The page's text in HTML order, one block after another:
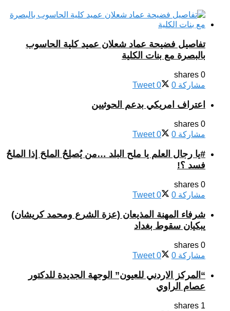
تفاصيل فضيحة عماد شعلان عميد كلية الحاسوب
بالبصرة مع بنات الكلية
0 shares
مشاركة 0
Tweet 0
اعتراف امريكي بدعم الحوثيين
0 shares
مشاركة 0
Tweet 0
#يا رجال العلم يا ملح البلد …من يُصلِحُ الملحَ إذا الملحُ
فسد ؟!
0 shares
مشاركة 0
Tweet 0
شرفاء المهنة المذيعان (عزة الشرع ومحمد كريشان)
يبكيان سقوط بغداد
0 shares
مشاركة 0
Tweet 0
“المركز الاردني للعيون” الوجهة الجديدة للدكتور
عصام الراوي
1 shares